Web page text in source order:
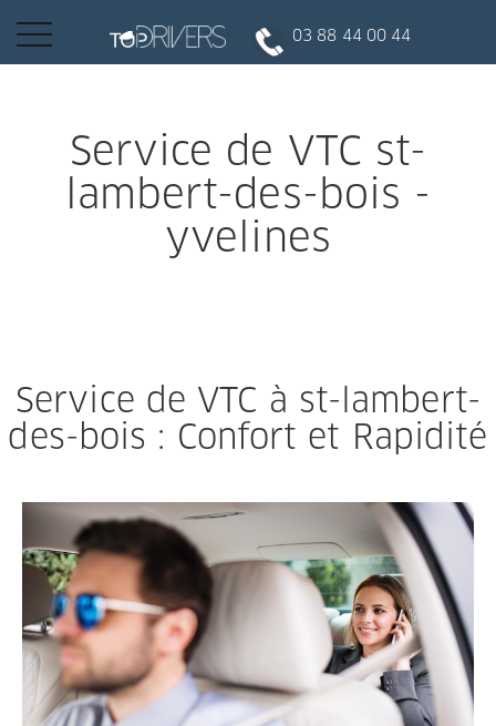
INSCRIPTION CLIENT
Politique de confidentialité
Mentions légales
Privacy
Basculer
03 88 44 00 44
Service de VTC st-
lambert-des-bois -
yvelines
Service de VTC à st-lambert-
des-bois : Confort et Rapidité